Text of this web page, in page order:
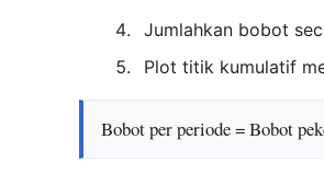
Jumlahkan bobot
Plot titik kumulatif
Bobot per periode = Bobot